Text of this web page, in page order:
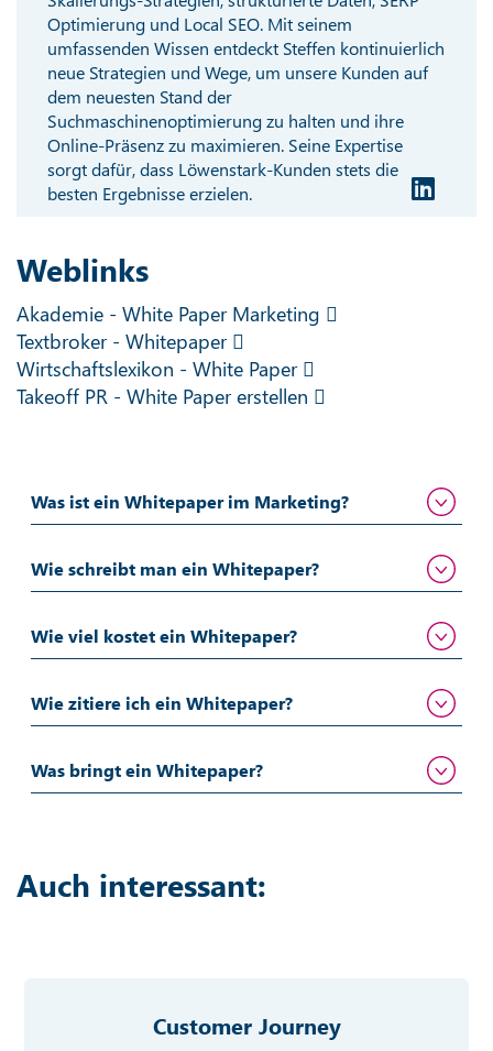
Optimierung und Local SEO. Mit seinem
umfassenden Wissen entdeckt Steffen kontinuierlich
neue Strategien und Wege, um unsere Kunden auf
dem neuesten Stand der
Suchmaschinenoptimierung zu halten und ihre
Online-Präsenz zu maximieren. Seine Expertise
sorgt dafür, dass Löwenstark-Kunden stets die
besten Ergebnisse erzielen.
Weblinks
Akademie - White Paper Marketing
Textbroker - Whitepaper
Wirtschaftslexikon - White Paper
Takeoff PR - White Paper erstellen
Was ist ein Whitepaper im Marketing?
Wie schreibt man ein Whitepaper?
Wie viel kostet ein Whitepaper?
Wie zitiere ich ein Whitepaper?
Was bringt ein Whitepaper?
Auch interessant:
Customer Journey